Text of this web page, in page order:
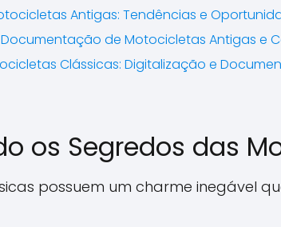
Antigas: Tendências e
Documentação de Motocicletas Antigas e
Clássicas: Digitalização e
os Segredos das
possuem um charme inegável